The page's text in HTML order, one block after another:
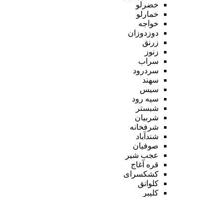
خضرلو
خمارلو
خواجه
دوزدوزان
زرنق
زنوز
سراب
سردرود
سهند
سیس
سیه رود
شبستر
شربیان
شرفخانه
شندآباد
صوفیان
عجب شیر
قره آغاج
کشکسرای
کلوانق
کلیبر